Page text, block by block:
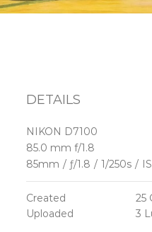
DETAILS
NIKON D7100
85.0 mm f/1.8
85mm / ƒ/1.8 / 1/250s /
Created
25
Uploaded
3